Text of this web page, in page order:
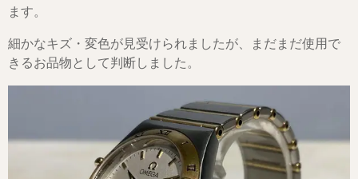
ます。
細かなキズ・変色が見受けられましたが、まだまだ使用で
きるお品物として判断しました。